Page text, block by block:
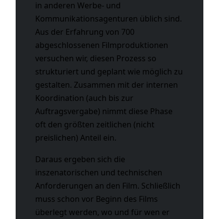
in anderen Werbe- und
Kommunikationsagenturen üblich sind.
Aus der Erfahrung von 700
abgeschlossenen Filmproduktionen
versuchen wir, diesen Prozess so
strukturiert und geplant wie möglich zu
gestalten. Zusammen mit der internen
Koordination (auch bis zur
Auftragsvergabe) nimmt diese Phase
oft den größten zeitlichen (nicht
preislichen) Anteil ein.
Daraus ergeben sich die
inszenatorischen und technischen
Anforderungen an den Film. Schließlich
muss schon vor Beginn des Films
überlegt werden, wo und für wen er